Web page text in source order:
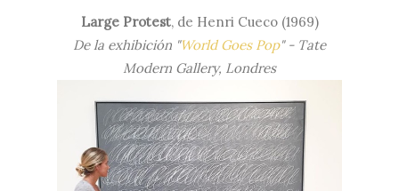
Large Protest, de Henri Cueco (1969)
De la exhibición "World Goes Pop" - Tate
Modern Gallery, Londres